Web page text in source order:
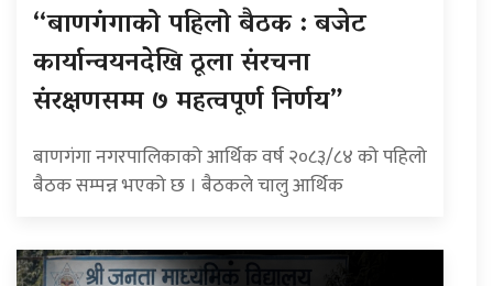
“बाणगंगाको पहिलो बैठक : बजेट
कार्यान्वयनदेखि ठूला संरचना
संरक्षणसम्म ७ महत्वपूर्ण निर्णय”
बाणगंगा नगरपालिकाको आर्थिक वर्ष २०८३/८४ को पहिलो
बैठक सम्पन्न भएको छ । बैठकले चालु आर्थिक